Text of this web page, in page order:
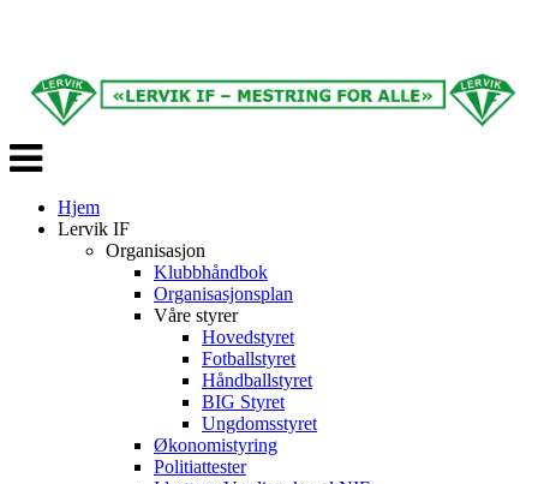
Veksle
navigasjon
Hjem
Lervik IF
Organisasjon
Klubbhåndbok
Organisasjonsplan
Våre styrer
Hovedstyret
Fotballstyret
Håndballstyret
BIG Styret
Ungdomsstyret
Økonomistyring
Politiattester